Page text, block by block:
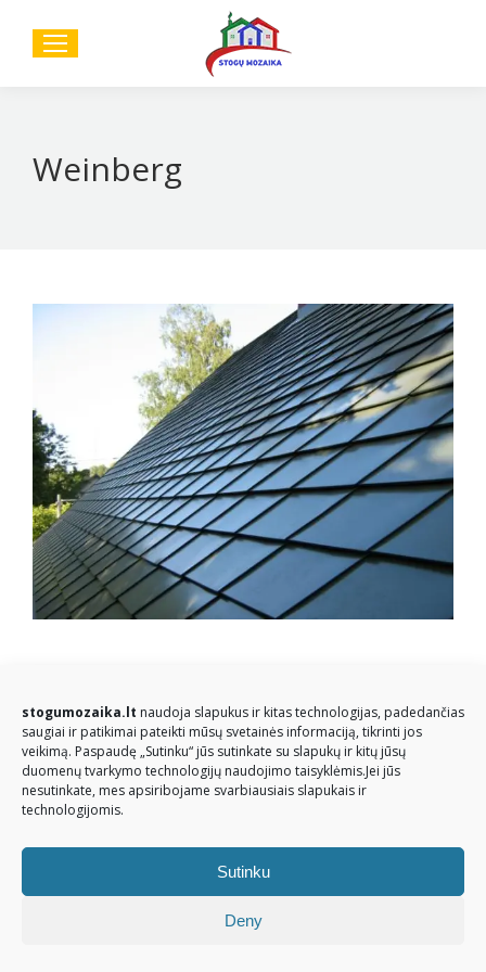
stogumozaika.lt naudoja slapukus ir kitas technologijas, padedančias
saugiai ir patikimai pateikti mūsų svetainės informaciją, tikrinti jos
veikimą. Paspaudę „Sutinku“ jūs sutinkate su slapukų ir kitų jūsų
duomenų tvarkymo technologijų naudojimo taisyklėmis.Jei jūs
nesutinkate, mes apsiribojame svarbiausiais slapukais ir
technologijomis.
Sutinku
Deny
Weinberg
© Stogų mozaika 2026. Visos teisės saugomos